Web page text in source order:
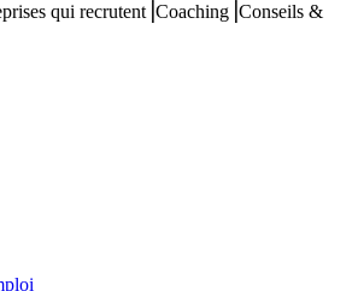
qui recrutent⎟Coaching⎟Conseils &